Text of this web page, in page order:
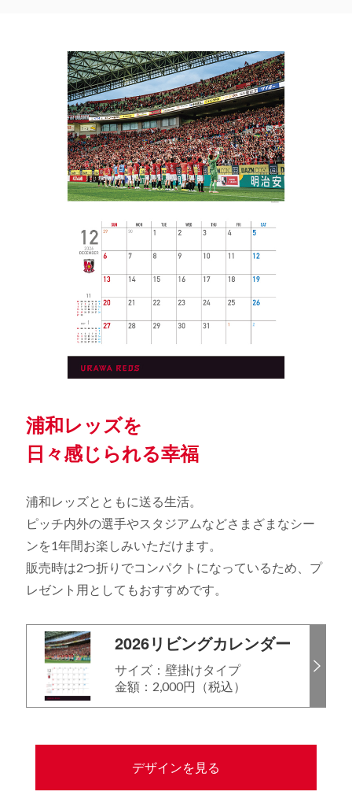
浦和レッズを
日々感じられる幸福
浦和レッズとともに送る生活。
ピッチ内外の選手やスタジアムなどさまざまなシー
ンを1年間お楽しみいただけます。
販売時は2つ折りでコンパクトになっているため、プ
レゼント用としてもおすすめです。
2026リビングカレンダー
サイズ：壁掛けタイプ
金額：2,000円（税込）
デザインを見る